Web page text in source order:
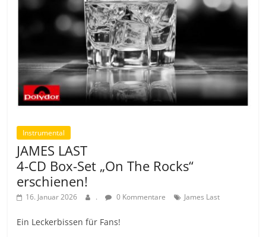
Instrumental
JAMES LAST
4-CD Box-Set „On The Rocks“
erschienen!
16. Januar 2026 . 0 Kommentare James Last
Ein Leckerbissen für Fans!